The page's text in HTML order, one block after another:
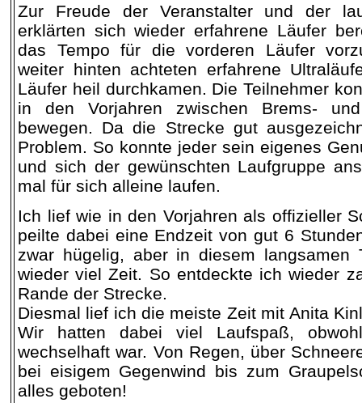
Zur Freude der Veranstalter und der
erklärten sich wieder erfahrene Läufer
das Tempo für die vorderen Läufer
weiter hinten achteten erfahrene
Läufer heil durchkamen. Die Teilnehmer
in den Vorjahren zwischen Brems-
bewegen. Da die Strecke gut
Problem. So konnte jeder sein eigenes
und sich der gewünschten Laufgruppe
mal für sich alleine laufen.
Ich lief wie in den Vorjahren als offizieller
peilte dabei eine Endzeit von gut 6
zwar hügelig, aber in diesem langsamen
wieder viel Zeit. So entdeckte ich wieder
Rande der Strecke.
Diesmal lief ich die meiste Zeit mit Anita
Wir hatten dabei viel Laufspaß,
wechselhaft war. Von Regen, über
bei eisigem Gegenwind bis zum
alles geboten!